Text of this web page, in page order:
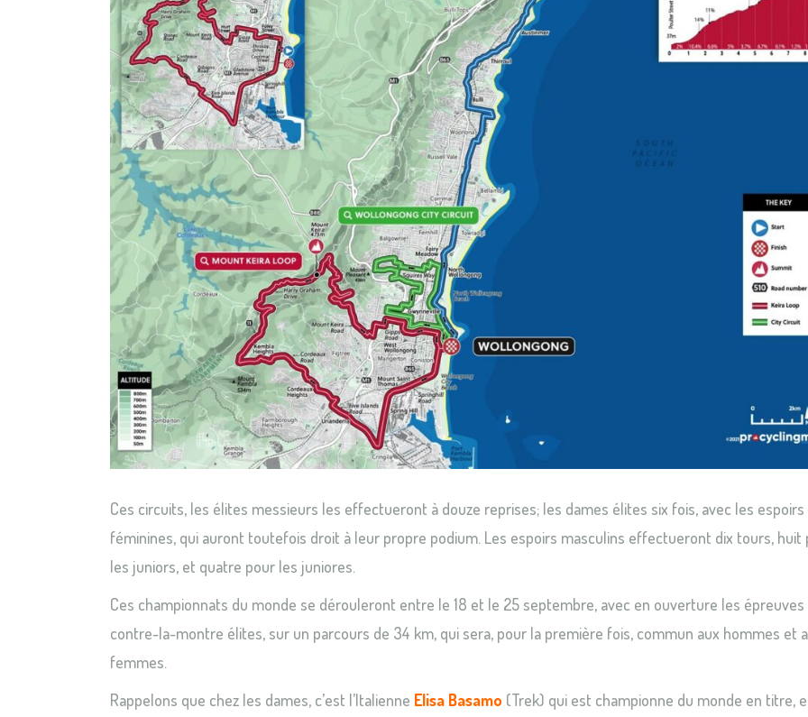
Ces circuits, les élites messieurs les effectueront à douze reprises; les dames élites six fois, avec les espoirs
féminines, qui auront toutefois droit à leur propre podium. Les espoirs masculins effectueront dix tours, huit
les juniors, et quatre pour les juniores.
Ces championnats du monde se dérouleront entre le 18 et le 25 septembre, avec en ouverture les épreuves
contre-la-montre élites, sur un parcours de 34 km, qui sera, pour la première fois, commun aux hommes et
femmes.
Rappelons que chez les dames, c’est l’Italienne Elisa Basamo (Trek) qui est championne du monde en titre,